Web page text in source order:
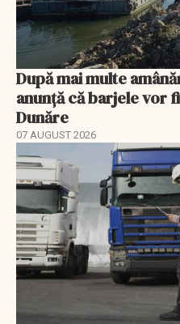
După mai multe
anunță că barjele vor
Dunăre
07 AUGUST 2026